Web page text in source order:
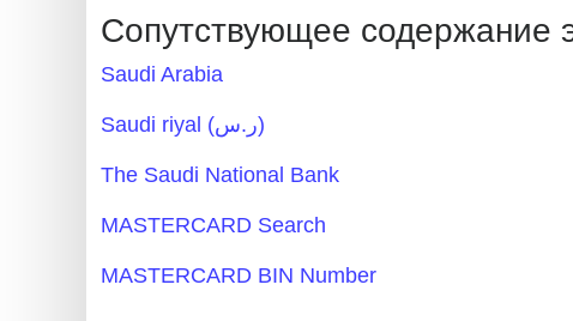
Checker
Service
What
is
IP
?
Сопутствующее содержание
Saudi Arabia
Saudi riyal (ر.س)
The Saudi National Bank
MASTERCARD Search
MASTERCARD BIN Number